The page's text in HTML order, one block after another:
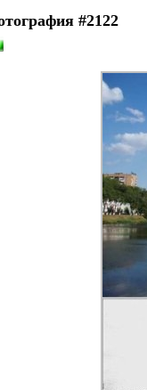
#2122